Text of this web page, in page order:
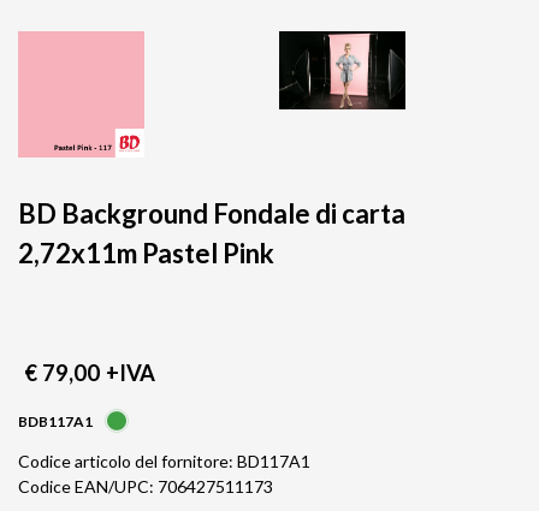
BD Background Fondale di carta
2,72x11m Pastel Pink
€ 79,00 +IVA
BDB117A1
Codice articolo del fornitore: BD117A1
Codice EAN/UPC: 706427511173